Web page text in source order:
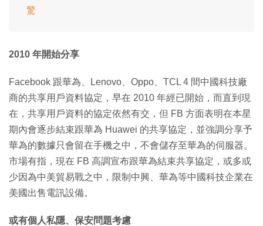
驚
2010 年開始分享
Facebook 跟華為、Lenovo、Oppo、TCL 4 間中國科技廠
商的共享用戶資料協定，早在 2010 年經已開始，而直到現
在，共享用戶資料的協定依然有交，但 FB 方面表明在本星
期內會逐步結束跟華為 Huawei 的共享協定，並強調分享予
華為的數據只會留在手機之中，不會儲存至華為的伺服器。
市場有指，現在 FB 高調宣布跟華為結束共享協定，或多或
少因為中美貿易戰之中，限制中興、華為等中國科技企業在
美國出售電訊設備。
或有個人私隱、保安問題考慮